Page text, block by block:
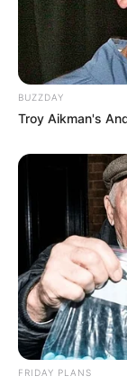
BUZZDAY
Troy Aikman's
FRIDAY PLANS